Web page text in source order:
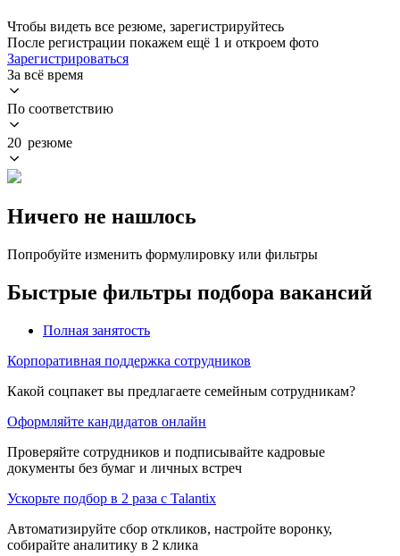
Чтобы видеть все резюме, зарегистрируйтесь
После регистрации покажем ещё 1 и откроем фото
Зарегистрироваться
За всё время
По соответствию
20 резюме
Ничего не нашлось
Попробуйте изменить формулировку или фильтры
Быстрые фильтры подбора вакансий
Полная занятость
Корпоративная поддержка сотрудников
Какой соцпакет вы предлагаете семейным сотрудникам?
Оформляйте кандидатов онлайн
Проверяйте сотрудников и подписывайте кадровые
документы без бумаг и личных встреч
Ускорьте подбор в 2 раза с Talantix
Автоматизируйте сбор откликов, настройте воронку,
собирайте аналитику в 2 клика